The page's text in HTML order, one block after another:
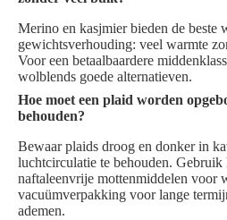
Merino en kasjmier bieden de beste
gewichtsverhouding: veel warmte
Voor een betaalbaardere
wolblends goede alternatieven.
Hoe moet een plaid worden
behouden?
Bewaar plaids droog en donker in
luchtcirculatie te behouden. Gebruik
naftaleenvrije mottenmiddelen voor
vacuümverpakking voor lange
ademen.